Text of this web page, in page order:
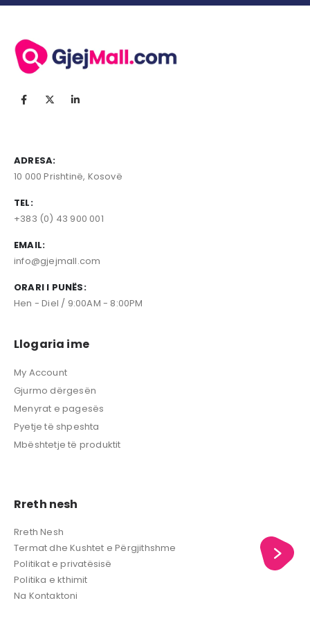
ADRESA:
10 000 Prishtinë, Kosovë
TEL:
+383 (0) 43 900 001
EMAIL:
info@gjejmall.com
ORARI I PUNËS:
Hen - Diel / 9:00AM - 8:00PM
Llogaria ime
My Account
Gjurmo dërgesën
Menyrat e pagesës
Pyetje të shpeshta
Mbështetje të produktit
Rreth nesh
Rreth Nesh
Termat dhe Kushtet e Përgjithshme
Politikat e privatësisë
Politika e kthimit
Na Kontaktoni